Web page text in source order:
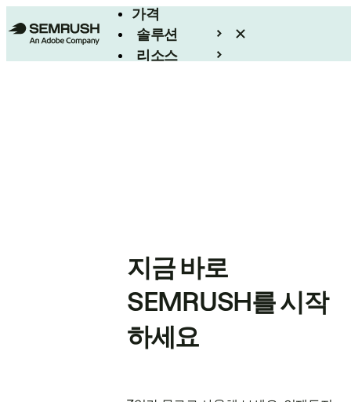
가격
솔루션
리소스
지금 바로
SEMRUSH를 시작
하세요